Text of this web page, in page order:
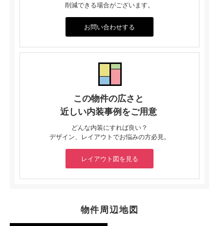
削減できる場合がございます。
お問い合わせする
この物件の広さと
近しい内装事例をご用意
どんな内装にすれば良い？
デザイン、レイアウトでお悩みの方必見。
レイアウト図を見る
物件周辺地図